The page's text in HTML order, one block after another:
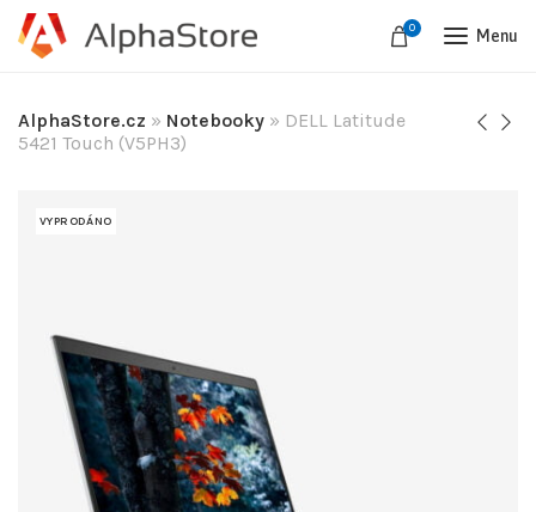
0 Menu
AlphaStore.cz » Notebooky » DELL Latitude
5421 Touch (V5PH3)
VYPRODÁNO